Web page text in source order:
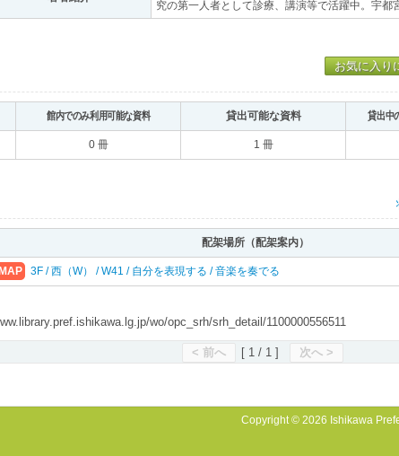
究の第一人者として診療、講演等で活躍中。宇都
お気に入り
館内でのみ利用可能な資料 貸出可能な資料 貸出中
0 冊 1 冊
配架場所（配架案内）
MAP 3F / 西（W） / W41 / 自分を表現する / 音楽を奏でる
wo/opc_srh/srh_detail/1100000556511
< 前へ [ 1 / 1 ] 次へ >
Copyright © 2026 Ishikawa